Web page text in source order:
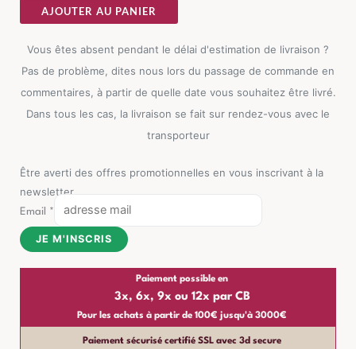
AJOUTER AU PANIER
Vous êtes absent pendant le délai d'estimation de livraison ?
Pas de problème, dites nous lors du passage de commande en
commentaires, à partir de quelle date vous souhaitez être livré.
Dans tous les cas, la livraison se fait sur rendez-vous avec le
transporteur
Être averti des offres promotionnelles en vous inscrivant à la
newsletter
Email *
JE M'INSCRIS
Paiement possible en
3x, 6x, 9x ou 12x par CB
Pour les achats à partir de 100€ jusqu'à 3000€
Paiement sécurisé certifié SSL avec 3d secure